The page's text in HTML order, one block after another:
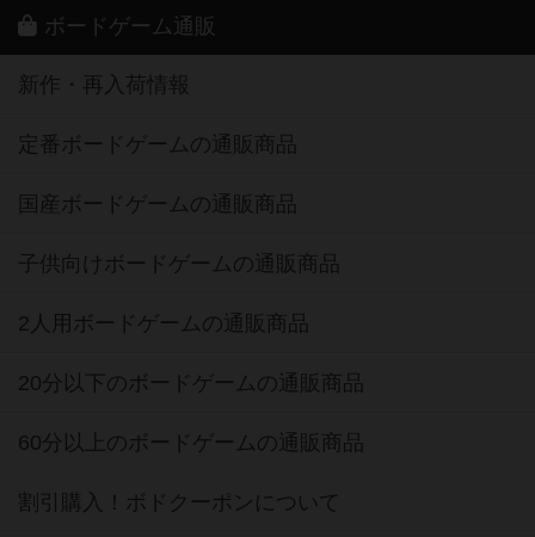
ボードゲーム通販
新作・再入荷情報
定番ボードゲームの通販商品
国産ボードゲームの通販商品
子供向けボードゲームの通販商品
2人用ボードゲームの通販商品
20分以下のボードゲームの通販商品
60分以上のボードゲームの通販商品
割引購入！ボドクーポンについて